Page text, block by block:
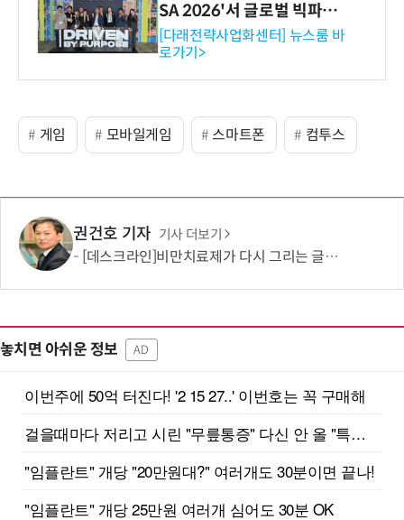
SA 2026'서 글로벌 빅파마
와의 비즈니스 미팅 지원…K
-바이오 해외 진출 교두보 확
보
[다래전략사업화센터] 뉴스룸 바
로가기>
게임 모바일게임 스마트폰 컴투스
권건호 기자 기사 더보기
[데스크라인]비만치료제가 다시 그리는 글로벌 산업 지도
놓치면 아쉬운 정보 AD